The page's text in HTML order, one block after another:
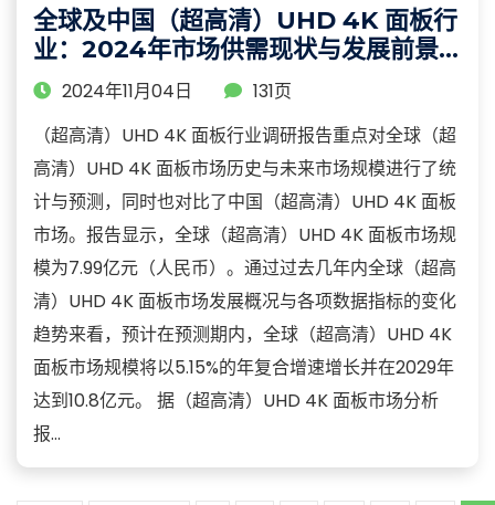
全球及中国（超高清）UHD 4K 面板行
业：2024年市场供需现状与发展前景
分析报告
2024年11月04日
131页
（超高清）UHD 4K 面板行业调研报告重点对全球（超
高清）UHD 4K 面板市场历史与未来市场规模进行了统
计与预测，同时也对比了中国（超高清）UHD 4K 面板
市场。报告显示，全球（超高清）UHD 4K 面板市场规
模为7.99亿元（人民币）。通过过去几年内全球（超高
清）UHD 4K 面板市场发展概况与各项数据指标的变化
趋势来看，预计在预测期内，全球（超高清）UHD 4K
面板市场规模将以5.15%的年复合增速增长并在2029年
达到10.8亿元。 据（超高清）UHD 4K 面板市场分析
报...